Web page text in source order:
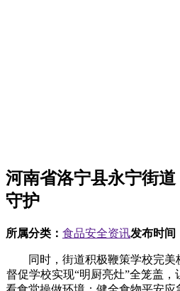
河南省洛宁县永宁街
守护
所属分类： 食品安全资讯发布时间
同时，街道积极鞭策学校完美
督促学校实现“明厨亮灶”全笼盖